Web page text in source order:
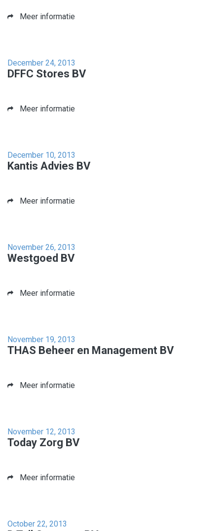
Meer informatie
December 24, 2013
DFFC Stores BV
Meer informatie
December 10, 2013
Kantis Advies BV
Meer informatie
November 26, 2013
Westgoed BV
Meer informatie
November 19, 2013
THAS Beheer en Management BV
Meer informatie
November 12, 2013
Today Zorg BV
Meer informatie
October 22, 2013